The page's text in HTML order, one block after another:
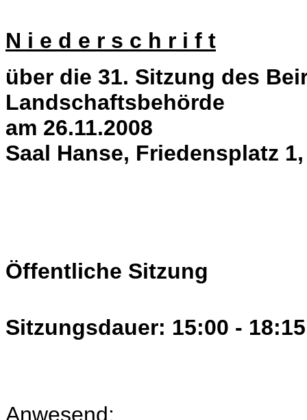
N i e d e r s c h r i f t
über die 31. Sitzung des
Landschaftsbehörde
am 26.11.2008
Saal Hanse, Friedensplatz
Öffentliche Sitzung
Sitzungsdauer: 15:00 -
Anwesend: